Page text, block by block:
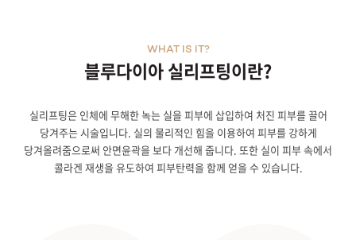
강남본점
강동천호점
남자
블루다이아 실리프팅이란?
WHAT IS IT?
실리프팅은 인체에 무해한 녹는 실을 피부에 삽입하여 처진 피부를 끌어
당겨주는 시술입니다. 실의 물리적인 힘을 이용하여 피부를 강하게
당겨올려줌으로써 안면윤곽을 보다 개선해 줍니다. 또한 실이 피부 속에서
콜라겐 재생을 유도하여 피부탄력을 함께 얻을 수 있습니다.